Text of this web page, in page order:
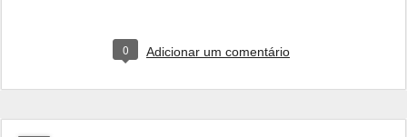
0 Adicionar um comentário